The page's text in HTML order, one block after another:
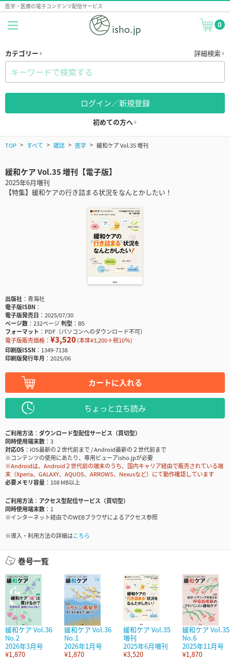
医学・医療の電子コンテンツ配信サービス
0
カテゴリー 詳細検索
ログイン／新規登録
初めての方へ
TOP すべて 雑誌 医学 緩和ケア Vol.35 増刊
緩和ケア Vol.35 増刊【電子版】
2025年6月増刊
【特集】緩和ケアの行き詰まる状況をなんとかしたい！
出版社
青海社
電子版ISBN
電子版発売日
2025/07/30
ページ数
232ページ判型
B5
フォーマット
PDF（パソコンへのダウンロード不可）
電子版販売価格： ¥3,520(本体¥3,200＋税10％)
印刷版ISSN
1349-7138
印刷版発行年月
2025/06
カートに入れる
ちょっと立ち読み
ご利用方法
ダウンロード型配信サービス（買切型）
同時使用端末数
3
対応OS
iOS最新の２世代前まで / Android最新の２世代前まで
※コンテンツの使用にあたり、専用ビューアisho.jpが必要
※Androidは、Android２世代前の端末のうち、国内キャリア経由で販売されている端
末（Xperia、GALAXY、AQUOS、ARROWS、Nexusなど）にて動作確認しています
必要メモリ容量
108 MB以上
ご利用方法
アクセス型配信サービス（買切型）
同時使用端末数
1
※インターネット経由でのWEBブラウザによるアクセス参照
※導入・利用方法の詳細はこちら
巻号一覧
緩和ケア Vol.36
No.2
2026年3月号
¥1,870
緩和ケア Vol.36
No.1
2026年1月号
¥1,870
緩和ケア Vol.35
増刊
2025年6月増刊
¥3,520
緩和ケア Vol.35
No.6
2025年11月号
¥1,870